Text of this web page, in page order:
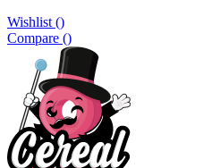
Wishlist ()
Compare ()